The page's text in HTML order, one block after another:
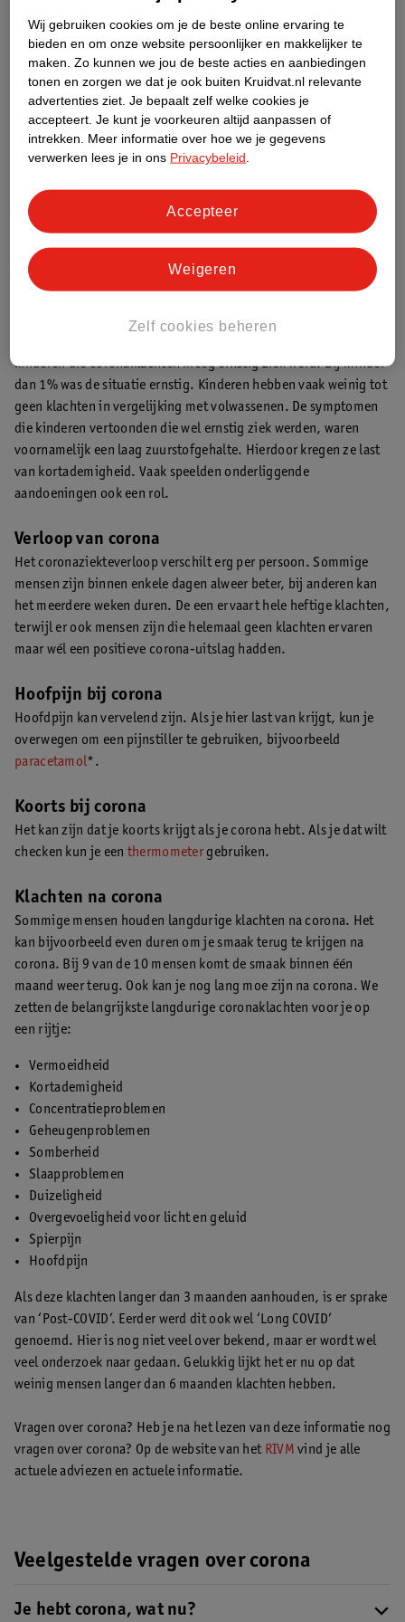
Bijvoorbeeld door ramen open te zetten of door te checken of
het ventilatiesysteem goed werkt
Check voor de meest actuele adviezen de website van het RIVM.
Corona en zwanger
Als je zwanger bent, loop je gelukkig niet meer kans op corona
dan andere gezonde mensen. Heb je corona tijdens je
zwangerschap? Je hoeft je geen zorgen te maken om het krijgen
van een miskraam, of aangeboren afwijkingen bij het kind. Er
worden iets meer baby’s te vroeg geboren, maar dit wordt niet
veroorzaakt door het virus zelf.
Heeft je kind corona? Dat is natuurlijk erg vervelend. Uit
kinderen die coronaklachten kreeg ernstig ziek werd. Bij minder
dan 1% was de situatie ernstig. Kinderen hebben vaak weinig tot
geen klachten in vergelijking met volwassenen. De symptomen
die kinderen vertoonden die wel ernstig ziek werden, waren
voornamelijk een laag zuurstofgehalte. Hierdoor kregen ze last
van kortademigheid. Vaak speelden onderliggende
aandoeningen ook een rol.
Verloop van corona
Het coronaziekteverloop verschilt erg per persoon. Sommige
mensen zijn binnen enkele dagen alweer beter, bij anderen kan
het meerdere weken duren. De een ervaart hele heftige klachten,
terwijl er ook mensen zijn die helemaal geen klachten ervaren
maar wél een positieve corona-uitslag hadden.
Hoofpijn bij corona
Hoofdpijn kan vervelend zijn. Als je hier last van krijgt, kun je
overwegen om een pijnstiller te gebruiken, bijvoorbeeld
paracetamol*.
Koorts bij corona
Het kan zijn dat je koorts krijgt als je corona hebt. Als je dat wilt
checken kun je een thermometer gebruiken.
Klachten na corona
Sommige mensen houden langdurige klachten na corona. Het
kan bijvoorbeeld even duren om je smaak terug te krijgen na
corona. Bij 9 van de 10 mensen komt de smaak binnen één
maand weer terug. Ook kan je nog lang moe zijn na corona. We
zetten de belangrijkste langdurige coronaklachten voor je op
een rijtje:
Vermoeidheid
Kortademigheid
Concentratieproblemen
Geheugenproblemen
Somberheid
Slaapproblemen
Duizeligheid
Overgevoeligheid voor licht en geluid
Spierpijn
Hoofdpijn
Als deze klachten langer dan 3 maanden aanhouden, is er sprake
van ‘Post-COVID’. Eerder werd dit ook wel ‘Long COVID’
genoemd. Hier is nog niet veel over bekend, maar er wordt wel
veel onderzoek naar gedaan. Gelukkig lijkt het er nu op dat
weinig mensen langer dan 6 maanden klachten hebben.
Vragen over corona? Heb je na het lezen van deze informatie nog
vragen over corona? Op de website van het RIVM vind je alle
actuele adviezen en actuele informatie.
Veelgestelde vragen over corona
Je hebt corona, wat nu?
Wij gebruiken cookies om je de beste online ervaring te
bieden en om onze website persoonlijker en makkelijker te
maken. Zo kunnen we jou de beste acties en aanbiedingen
tonen en zorgen we dat je ook buiten Kruidvat.nl relevante
advertenties ziet. Je bepaalt zelf welke cookies je
accepteert. Je kunt je voorkeuren altijd aanpassen of
intrekken.
Meer informatie over hoe we je gegevens
verwerken lees je in ons Privacybeleid
Zelf cookies beheren
Weigeren
Accepteer